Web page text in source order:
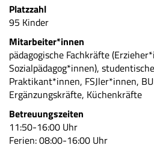
Platzzahl
95 Kinder
Mitarbeiter*innen
pädagogische Fachkräfte
Sozialpädagog*innen),
Praktikant*innen, FSJler*innen,
Ergänzungskräfte, Küchenkräfte
Betreuungszeiten
11:50-16:00 Uhr
Ferien: 08:00-16:00 Uhr